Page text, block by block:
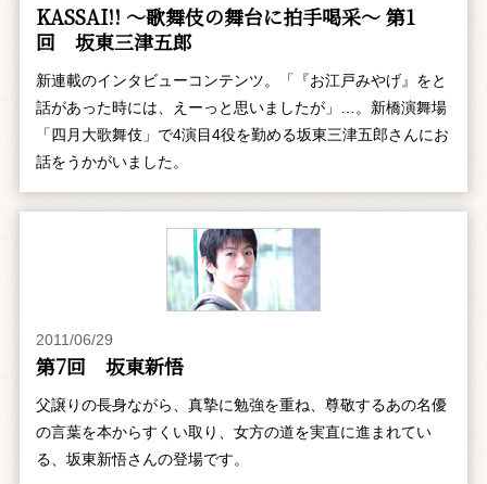
KASSAI!! ～歌舞伎の舞台に拍手喝采～ 第1
回 坂東三津五郎
新連載のインタビューコンテンツ。「『お江戸みやげ』をと
話があった時には、えーっと思いましたが」…。新橋演舞場
「四月大歌舞伎」で4演目4役を勤める坂東三津五郎さんにお
話をうかがいました。
2011/06/29
第7回 坂東新悟
父譲りの長身ながら、真摯に勉強を重ね、尊敬するあの名優
の言葉を本からすくい取り、女方の道を実直に進まれてい
る、坂東新悟さんの登場です。